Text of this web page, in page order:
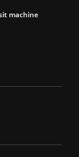
machine
a cueca
Roberto